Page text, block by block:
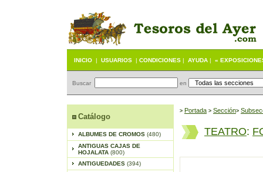
INICIO | USUARIOS | CONDICIONES | AYUDA | «
Buscar en
Catálogo
ALBUMES DE CROMOS (480)
ANTIGUAS CAJAS DE
HOJALATA (800)
ANTIGUEDADES (394)
> Portada > Sección>
TEATRO: